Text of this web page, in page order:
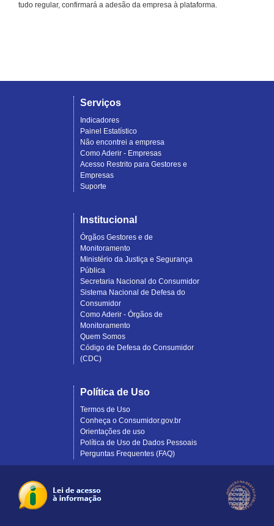
tudo regular, confirmará a adesão da empresa à plataforma.
Serviços
Indicadores
Painel Estatístico
Não encontrei a empresa
Como Aderir - Empresas
Acesso Restrito para Gestores e
Empresas
Suporte
Institucional
Órgãos Gestores e de
Monitoramento
Ministério da Justiça e Segurança
Pública
Secretaria Nacional do Consumidor
Sistema Nacional de Defesa do
Consumidor
Como Aderir - Órgãos de
Monitoramento
Quem Somos
Código de Defesa do Consumidor
(CDC)
Política de Uso
Termos de Uso
Conheça o Consumidor.gov.br
Orientações de uso
Política de Uso de Dados Pessoais
Perguntas Frequentes (FAQ)